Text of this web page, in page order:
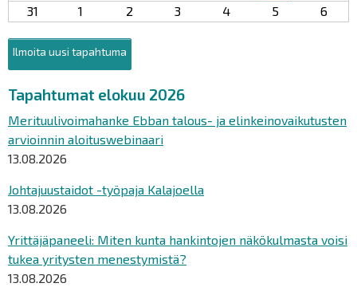
31
1 2 3 4 5 6
Ilmoita uusi tapahtuma
Tapahtumat elokuu 2026
Merituulivoimahanke Ebban talous- ja elinkeinovaikutusten
arvioinnin aloituswebinaari
13.08.2026
Johtajuustaidot -työpaja Kalajoella
13.08.2026
Yrittäjäpaneeli: Miten kunta hankintojen näkökulmasta voisi
tukea yritysten menestymistä?
13.08.2026